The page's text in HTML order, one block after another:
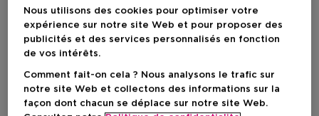
Nous utilisons des cookies pour optimiser votre
expérience sur notre site Web et pour proposer des
publicités et des services personnalisés en fonction
de vos intérêts.
Comment fait-on cela ? Nous analysons le trafic sur
notre site Web et collectons des informations sur la
façon dont chacun se déplace sur notre site Web.